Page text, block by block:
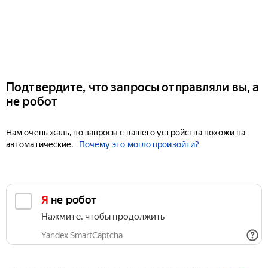
Подтвердите, что запросы отправляли вы, а
не робот
Нам очень жаль, но запросы с вашего устройства похожи на
автоматические.
Почему это могло произойти?
Я не робот
Нажмите, чтобы продолжить
Yandex SmartCaptcha